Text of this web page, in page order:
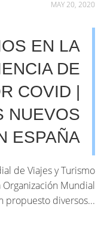
MAY 20, 2020
EN LA
DE
COVID |
NUEVOS
ESPAÑA
de Viajes y Turismo
Organización Mundial
propuesto diversos...